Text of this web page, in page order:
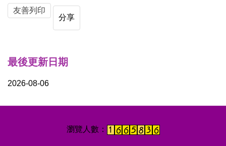
友善列印
分享
最後更新日期
2026-08-06